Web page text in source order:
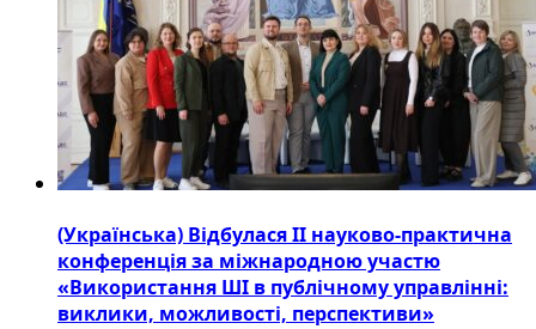
(Українська) Відбулася ІІ науково-практична
конференція за міжнародною участю
«Використання ШІ в публічному управлінні:
виклики, можливості, перспективи»